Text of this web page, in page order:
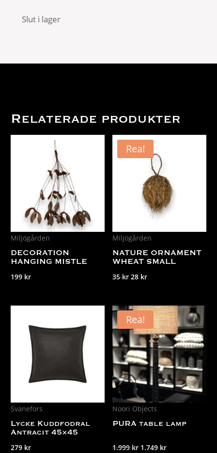
Slut i lager
Relaterade produkter
Miljögården
DECORATION
HANGING MISTLE
199 kr
Rea!
Miljögården
NATURE ORNAMENT
WHEAT SMALL
35kr Det
var:
35 kr.
28 krDet
är:
28 kr.
Svanefors
Lycke Kuddfodral
Antracit 45×45
279 kr
Rea!
Noori Objects
PURA table lamp
1.999kr Det
1.749 krDet